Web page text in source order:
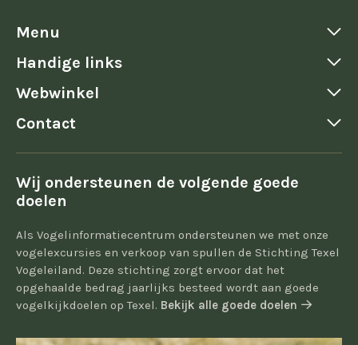
Menu
Handige links
Webwinkel
Contact
Wij ondersteunen de volgende goede
doelen
Als Vogelinformatiecentrum ondersteunen we met onze
vogelexcursies en verkoop van spullen de Stichting Texel
Vogeleiland. Deze stichting zorgt ervoor dat het
opgehaalde bedrag jaarlijks besteed wordt aan goede
vogelkijkdoelen op Texel. Bekijk alle goede doelen